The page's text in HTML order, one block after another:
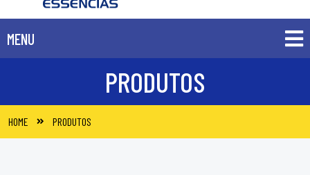
MENU
FALE CONOSCO
PRODUTOS
HOME PRODUTOS